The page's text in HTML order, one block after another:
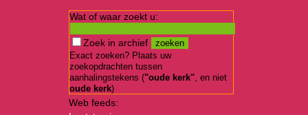
Wat of waar zoekt u:
Zoek in archief
Exact zoeken? Plaats uw
zoekopdrachten tussen
aanhalingstekens ("oude kerk", en niet
oude kerk)
Web feeds: